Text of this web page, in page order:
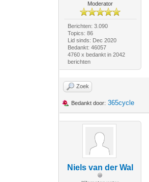
Moderator
Berichten: 3.090
Topics: 86
Lid sinds: Dec 2020
Bedankt: 46057
4760 x bedankt in 2042
berichten
Zoek
Bedankt door: 365cycle
Niels van der Wal